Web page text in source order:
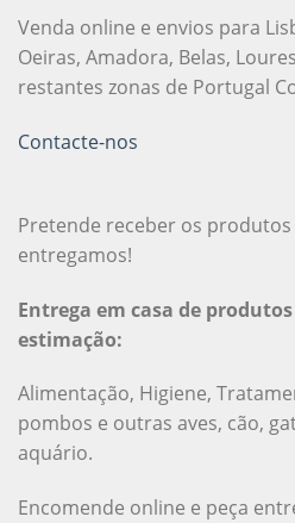
Venda online e envios para
Oeiras, Amadora, Belas,
restantes zonas de Portugal
Contacte-nos
Pretende receber os produtos
entregamos!
Entrega em casa de
estimação:
Alimentação, Higiene,
pombos e outras aves, cão,
aquário.
Encomende online e peça